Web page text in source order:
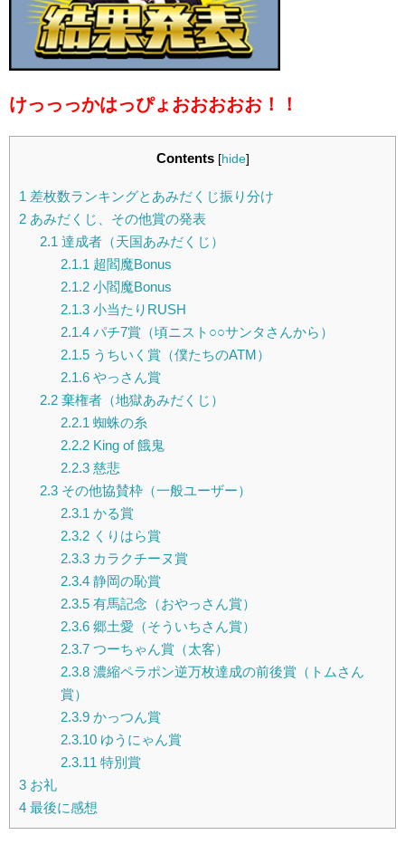
けっっっかはっぴょおおおおお！！
Contents [hide]
1 差枚数ランキングとあみだくじ振り分け
2 あみだくじ、その他賞の発表
2.1 達成者（天国あみだくじ）
2.1.1 超閻魔Bonus
2.1.2小閻魔Bonus
2.1.3小当たりRUSH
2.1.4パチ7賞（頃ニスト○○サンタさんから）
2.1.5うちいく賞（僕たちのATM）
2.1.6やっさん賞
2.2棄権者（地獄あみだくじ）
2.2.1 蜘蛛の糸
2.2.2King of 餓鬼
2.2.3慈悲
2.3その他協賛枠（一般ユーザー）
2.3.1 かる賞
2.3.2くりはら賞
2.3.3カラクチーヌ賞
2.3.4静岡の恥賞
2.3.5有馬記念（おやっさん賞）
2.3.6郷土愛（そういちさん賞）
2.3.7つーちゃん賞（太客）
2.3.8濃縮ペラポン逆万枚達成の前後賞（トムさん
賞）
2.3.9かっつん賞
2.3.10ゆうにゃん賞
2.3.11 特別賞
3 お礼
4 最後に感想